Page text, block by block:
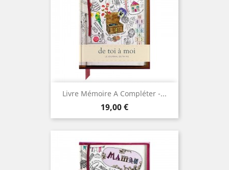
Livre Mémoire A Compléter -...
Prix
19,00 €